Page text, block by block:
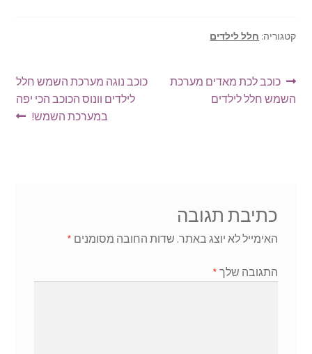
קטגוריה: חלל לילדים
ניווט
הפוסט
הקודם:
כוכב לכת מאדים מערכת
השמש חלל לילדים
הפוסט
הבא:
כוכב נוגה מערכת השמש חלל
לילדים וונוס הכוכב הכי יפה
במערכת השמש!
כתיבת תגובה
האימייל לא יוצג באתר. שדות החובה מסומנים *
התגובה שלך *